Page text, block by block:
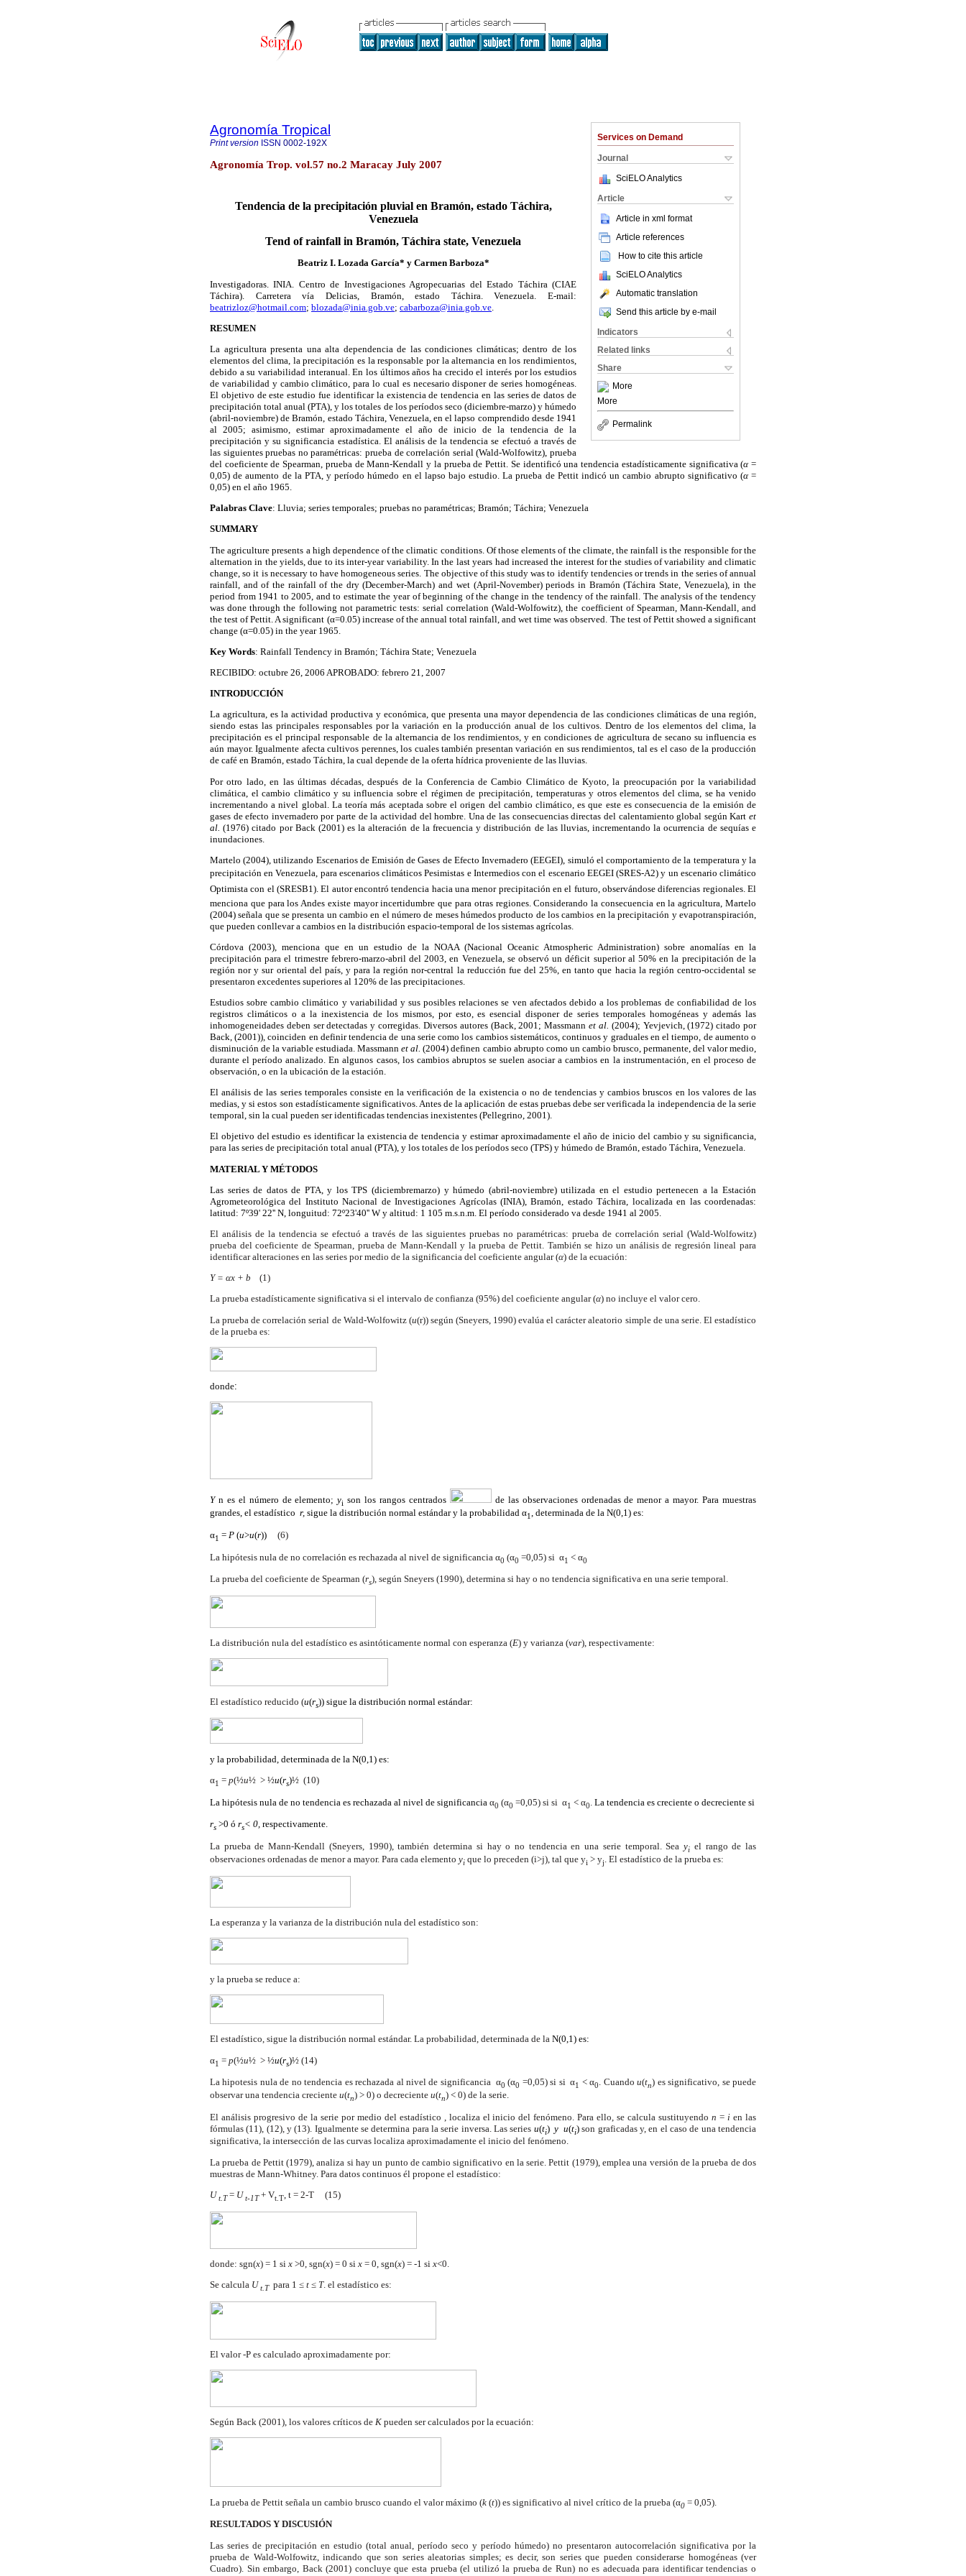
Services on Demand
Journal
SciELO Analytics
Article
Article in xml format
Article references
How to cite this article
SciELO Analytics
Automatic translation
Send this article by e-mail
Indicators
Related links
Share
More
More
Permalink
Agronomía Tropical
Print version ISSN 0002-192X
Agronomía Trop. vol.57 no.2 Maracay July 2007
Tendencia de la precipitación pluvial en Bramón, estado Táchira,
Venezuela
Tend of rainfall in Bramón, Táchira state, Venezuela
Beatriz I. Lozada García* y Carmen Barboza*
Investigadoras. INIA. Centro de Investigaciones Agropecuarias del Estado Táchira (CIAE
Táchira). Carretera vía Delicias, Bramón, estado Táchira. Venezuela. E-mail:
beatrizloz@hotmail.com; blozada@inia.gob.ve; cabarboza@inia.gob.ve
RESUMEN
La agricultura presenta una alta dependencia de las condiciones climáticas; dentro de los
elementos del clima, la precipitación es la responsable por la alternancia en los rendimientos,
debido a su variabilidad interanual. En los últimos años ha crecido el interés por los estudios
de variabilidad y cambio climático, para lo cual es necesario disponer de series homogéneas.
El objetivo de este estudio fue identificar la existencia de tendencia en las series de datos de
precipitación total anual (PTA), y los totales de los períodos seco (diciembre-marzo) y húmedo
(abril-noviembre) de Bramón, estado Táchira, Venezuela, en el lapso comprendido desde 1941
al 2005; asimismo, estimar aproximadamente el año de inicio de la tendencia de la
precipitación y su significancia estadística. El análisis de la tendencia se efectuó a través de
las siguientes pruebas no paramétricas: prueba de correlación serial (Wald-Wolfowitz), prueba
del coeficiente de Spearman, prueba de Mann-Kendall y la prueba de Pettit. Se identificó una tendencia estadísticamente significativa (α =
0,05) de aumento de la PTA, y período húmedo en el lapso bajo estudio. La prueba de Pettit indicó un cambio abrupto significativo (α=
0,05) en el año 1965.
Palabras Clave: Lluvia; series temporales; pruebas no paramétricas; Bramón; Táchira; Venezuela
SUMMARY
The agriculture presents a high dependence of the climatic conditions. Of those elements of the climate, the rainfall is the responsible for the
alternation in the yields, due to its inter-year variability. In the last years had increased the interest for the studies of variability and climatic
change, so it is necessary to have homogeneous series. The objective of this study was to identify tendencies or trends in the series of annual
rainfall, and of the rainfall of the dry (December-March) and wet (April-November) periods in Bramón (Táchira State, Venezuela), in the
period from 1941 to 2005, and to estimate the year of beginning of the change in the tendency of the rainfall. The analysis of the tendency
was done through the following not parametric tests: serial correlation (Wald-Wolfowitz), the coefficient of Spearman, Mann-Kendall, and
the test of Pettit. A significant (α=0.05) increase of the annual total rainfall, and wet time was observed. The test of Pettit showed a significant
change (α=0.05) in the year 1965.
Key Words: Rainfall Tendency in Bramón; Táchira State; Venezuela
RECIBIDO: octubre 26, 2006 APROBADO: febrero 21, 2007
INTRODUCCIÓN
La agricultura, es la actividad productiva y económica, que presenta una mayor dependencia de las condiciones climáticas de una región,
siendo estas las principales responsables por la variación en la producción anual de los cultivos. Dentro de los elementos del clima, la
precipitación es el principal responsable de la alternancia de los rendimientos, y en condiciones de agricultura de secano su influencia es
aún mayor. Igualmente afecta cultivos perennes, los cuales también presentan variación en sus rendimientos, tal es el caso de la producción
de café en Bramón, estado Táchira, la cual depende de la oferta hídrica proveniente de las lluvias.
Por otro lado, en las últimas décadas, después de la Conferencia de Cambio Climático de Kyoto, la preocupación por la variabilidad
climática, el cambio climático y su influencia sobre el régimen de precipitación, temperaturas y otros elementos del clima, se ha venido
incrementando a nivel global. La teoría más aceptada sobre el origen del cambio climático, es que este es consecuencia de la emisión de
gases de efecto invernadero por parte de la actividad del hombre. Una de las consecuencias directas del calentamiento global según Kart et
al. (1976) citado por Back (2001) es la alteración de la frecuencia y distribución de las lluvias, incrementando la ocurrencia de sequías e
inundaciones.
Martelo (2004), utilizando Escenarios de Emisión de Gases de Efecto Invernadero (EEGEI), simuló el comportamiento de la temperatura y la
precipitación en Venezuela, para escenarios climáticos Pesimistas e Intermedios con el escenario EEGEI (SRES-A2) y un escenario climático
Optimista con el (SRESB1). El autor encontró tendencia hacia una menor precipitación en el futuro, observándose diferencias regionales. El
menciona que para los Andes existe mayor incertidumbre que para otras regiones. Considerando la consecuencia en la agricultura, Martelo
(2004) señala que se presenta un cambio en el número de meses húmedos producto de los cambios en la precipitación y evapotranspiración,
que pueden conllevar a cambios en la distribución espacio-temporal de los sistemas agrícolas.
Córdova (2003), menciona que en un estudio de la NOAA (Nacional Oceanic Atmospheric Administration) sobre anomalías en la
precipitación para el trimestre febrero-marzo-abril del 2003, en Venezuela, se observó un déficit superior al 50% en la precipitación de la
región nor y sur oriental del país, y para la región nor-central la reducción fue del 25%, en tanto que hacia la región centro-occidental se
presentaron excedentes superiores al 120% de las precipitaciones.
Estudios sobre cambio climático y variabilidad y sus posibles relaciones se ven afectados debido a los problemas de confiabilidad de los
registros climáticos o a la inexistencia de los mismos, por esto, es esencial disponer de series temporales homogéneas y además las
inhomogeneidades deben ser detectadas y corregidas. Diversos autores (Back, 2001; Massmannet al. (2004); Yevjevich, (1972) citado por
Back, (2001)), coinciden en definir tendencia de una serie como los cambios sistemáticos, continuos y graduales en el tiempo, de aumento o
disminución de la variable estudiada. Massmannet al. (2004) definen cambio abrupto como un cambio brusco, permanente, del valor medio,
durante el período analizado. En algunos casos, los cambios abruptos se suelen asociar a cambios en la instrumentación, en el proceso de
observación, o en la ubicación de la estación.
El análisis de las series temporales consiste en la verificación de la existencia o no de tendencias y cambios bruscos en los valores de las
medias, y si estos son estadísticamente significativos. Antes de la aplicación de estas pruebas debe ser verificada la independencia de la serie
temporal, sin la cual pueden ser identificadas tendencias inexistentes (Pellegrino, 2001).
El objetivo del estudio es identificar la existencia de tendencia y estimar aproximadamente el año de inicio del cambio y su significancia,
para las series de precipitación total anual (PTA), y los totales de los períodos seco (TPS) y húmedo de Bramón, estado Táchira, Venezuela.
MATERIAL Y MÉTODOS
Las series de datos de PTA, y los TPS (diciembremarzo) y húmedo (abril-noviembre) utilizada en el estudio pertenecen a la Estación
Agrometeorológica del Instituto Nacional de Investigaciones Agrícolas (INIA), Bramón, estado Táchira, localizada en las coordenadas:
latitud: 7º39' 22'' N, longuitud: 72º23'40'' W y altitud: 1 105 m.s.n.m. El período considerado va desde 1941 al 2005.
El análisis de la tendencia se efectuó a través de las siguientes pruebas no paramétricas: prueba de correlación serial (Wald-Wolfowitz)
prueba del coeficiente de Spearman, prueba de Mann-Kendall y la prueba de Pettit. También se hizo un análisis de regresión lineal para
identificar alteraciones en las series por medio de la significancia del coeficiente angular (α) de la ecuación:
Y = αx + b
(1)
La prueba estadísticamente significativa si el intervalo de confianza (95%) del coeficiente angular (α) no incluye el valor cero.
La prueba de correlación serial de Wald-Wolfowitz (u(r)) según (Sneyers, 1990) evalúa el carácter aleatorio simple de una serie. El estadístico
de la prueba es:
donde:
Yn es el número de elemento;yi son los rangos centrados
de las observaciones ordenadas de menor a mayor. Para muestras
grandes, el estadístico r, sigue la distribución normal estándar y la probabilidad α1 , determinada de la N(0,1) es:
α1 = P (u>u(r)) (6)
La hipótesis nula de no correlación es rechazada al nivel de significancia α0 (α0 =0,05) si α1 < α0
La prueba del coeficiente de Spearman (rs), según Sneyers (1990), determina si hay o no tendencia significativa en una serie temporal.
La distribución nula del estadístico es asintóticamente normal con esperanza (E) y varianza (var), respectivamente:
El estadístico reducido (u(rs)) sigue la distribución normal estándar:
y la probabilidad, determinada de la N(0,1) es:
α1 = p(½u½ > ½u(rs)½ (10)
La hipótesis nula de no tendencia es rechazada al nivel de significancia α0 (α0 =0,05) si si α1 < α0 La tendencia es creciente o decreciente si
rs >0 ó rs< 0, respectivamente.
La prueba de Mann-Kendall (Sneyers, 1990), también determina si hay o no tendencia en una serie temporal. Seayi el rango de las
observaciones ordenadas de menor a mayor. Para cada elemento yi que lo preceden (i>j), tal que yi > yj . El estadístico de la prueba es:
La esperanza y la varianza de la distribución nula del estadístico son:
y la prueba se reduce a:
El estadístico, sigue la distribución normal estándar. La probabilidad, determinada de la N(0,1) es:
α1 = p(½u½ > ½u(rs)½ (14)
La hipotesis nula de no tendencia es rechazada al nivel de significancia α0 (α0 =0,05) si si α1 < α0. Cuandou(tn) es significativo, se puede
observar una tendencia creciente u(tn) > 0) o decreciente u(tn) < 0) de la serie.
El análisis progresivo de la serie por medio del estadístico , localiza el inicio del fenómeno. Para ello, se calcula sustituyendon = i en las
fórmulas (11), (12), y (13). Igualmente se determina para la serie inversa. Las series u(ti) y u(ti) son graficadas y, en el caso de una tendencia
significativa, la intersección de las curvas localiza aproximadamente el inicio del fenómeno.
La prueba de Pettit (1979), analiza si hay un punto de cambio significativo en la serie. Pettit (1979), emplea una versión de la prueba de dos
muestras de Mann-Whitney. Para datos continuos él propone el estadístico:
U t.T= U t-1T+ Vt.T , t = 2-T (15)
donde: sgn(x) = 1 si x >0, sgn(x) = 0 si x = 0, sgn(x) = -1 si x<0.
Se calcula U t.T para 1 ≤ t ≤ T. el estadístico es:
El valor -P es calculado aproximadamente por:
Según Back (2001), los valores críticos de K pueden ser calculados por la ecuación:
La prueba de Pettit señala un cambio brusco cuando el valor máximo (k (t)) es significativo al nivel crítico de la prueba (α0 = 0,05).
RESULTADOS Y DISCUSIÓN
Las series de precipitación en estudio (total anual, período seco y período húmedo) no presentaron autocorrelación significativa por la
prueba de Wald-Wolfowitz, indicando que son series aleatorias simples; es decir, son series que pueden considerarse homogéneas (ver
Cuadro). Sin embargo, Back (2001) concluye que esta prueba (el utilizó la prueba de Run) no es adecuada para identificar tendencias o